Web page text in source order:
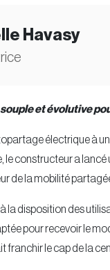
Havasy
et évolutive
électrique à
le constructeur a
de la mobilité
la disposition des
pour recevoir le
franchir le cap de la